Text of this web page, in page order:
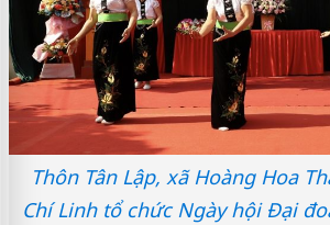
Thôn Tân Lập, xã Hoàng Hoa
Chí Linh tổ chức Ngày hội Đại